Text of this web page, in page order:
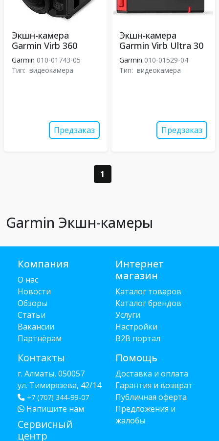
Экшн-камера
Garmin Virb 360
Garmin 010-01743-05
Тип: видеокамера
Предзаказ
Экшн-камера
Garmin Virb Ultra 30
Garmin 010-01529-04
Тип: видеокамера
Предзаказ
1
Garmin Экшн-камеры
Компания
О нас
Новости
Обзоры
Статьи
Вакансии
Партнёрам
Контакты
г. Алматы, 050057
ул. Тимирязева, 42/14
+7 (707) 344-99-07
Напишите нам
Сервисный
центр
Интернет
магазин
Каталог товаров
Каталог брендов
Услуги
Настройки
B2B портал
Помощь
Доставка и оплата
Гарантия и возврат
Публичная оферта
Предложения и
жалобы